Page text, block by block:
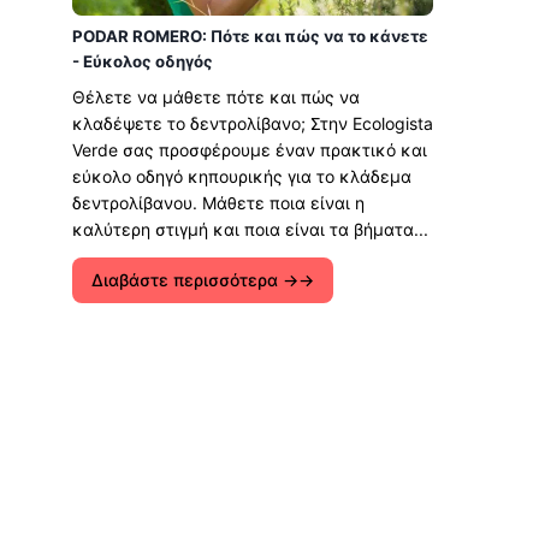
PODAR ROMERO: Πότε και πώς να το κάνετε
- Εύκολος οδηγός
Θέλετε να μάθετε πότε και πώς να
κλαδέψετε το δεντρολίβανο; Στην Ecologista
Verde σας προσφέρουμε έναν πρακτικό και
εύκολο οδηγό κηπουρικής για το κλάδεμα
δεντρολίβανου. Μάθετε ποια είναι η
καλύτερη στιγμή και ποια είναι τα βήματα...
Διαβάστε περισσότερα →